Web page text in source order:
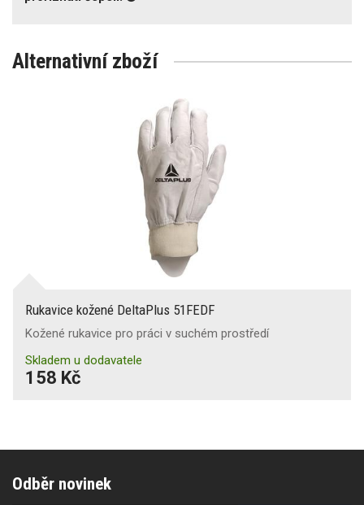
Alternativní zboží
Rukavice kožené DeltaPlus 51FEDF
Kožené rukavice pro práci v suchém prostředí
Skladem u dodavatele
158 Kč
Odběr novinek